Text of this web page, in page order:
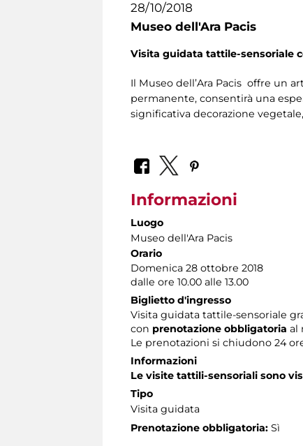
28/10/2018
Museo dell'Ara Pacis
Visita guidata tattile-sensoriale
Il Museo dell’Ara Pacis offre un
permanente, consentirà una
significativa decorazione
Informazioni
Luogo
Museo dell'Ara Pacis
Orario
Domenica 28 ottobre 2018
dalle ore 10.00 alle 13.00
Biglietto d'ingresso
Visita guidata tattile-sensoriale
con prenotazione obbligatoria al
Le prenotazioni si chiudono 24
Informazioni
Le visite tattili-sensoriali sono
Tipo
Visita guidata
Prenotazione obbligatoria: Sì